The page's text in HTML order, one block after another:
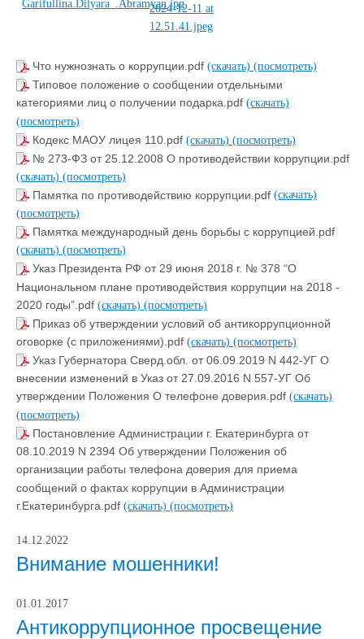
Что нужнознать о коррупции.pdf (скачать) (посмотреть)
Типовое положение о сообщении отдельными
категориями лиц о получении подарка.pdf (скачать)
(посмотреть)
Кодекс МАОУ лицея 110.pdf (скачать) (посмотреть)
№ 273-ФЗ от 25.12.2008 О противодействии коррупции.pdf
(скачать) (посмотреть)
Памятка по противодействию коррупции.pdf (скачать)
(посмотреть)
Памятка международный день борьбы с коррупцией.pdf
(скачать) (посмотреть)
Указ Президента РФ от 29 июня 2018 г. № 378 “О
Национальном плане противодействия коррупции на 2018 -
2020 годы”.pdf (скачать) (посмотреть)
Приказ об утверждении условий об антикоррупционной
оговорке (с приложениями).pdf (скачать) (посмотреть)
Указ Губернатора Сверд.обл. от 06.09.2019 N 442-УГ О
внесении изменений в Указ от 27.09.2016 N 557-УГ Об
утверждении Положения О телефоне доверия.pdf (скачать)
(посмотреть)
Постановление Администрации г. Екатеринбурга от
08.10.2019 N 2394 Об утверждении Положения об
организации работы телефона доверия для приема
сообщений о фактах коррупции в Администрации
г.Екатеринбурга.pdf (скачать) (посмотреть)
14.12.2022
Внимание мошенники!
01.01.2017
Антикоррупционное просвещение